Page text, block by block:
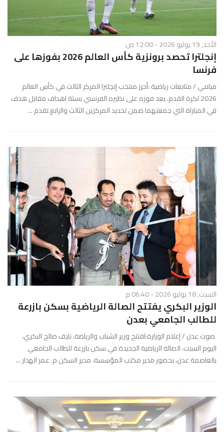
الأحد, 19 يوليو 2026 - 12:00 ص
إنجلترا تحصد برونزية كأس العالم 2026 بفوزها على
فرنسا
ميامي / متابعات رياضية :أحرز منتخب إنجلترا المركز الثالث في كأس العالم
2026 لكرة القدم، بعد فوزه على نظيره الفرنسي بستة اهداف مقابل هدف
في المباراة التي جمعتهما ضمن تحديد المركزين الثالث والرابع.تقدم ...
السبت, 18 يوليو 2026 - 06:40 م
الوزير البكري يفتتح الصالة الرياضية بسكن بازرعة
للطالب الجامعي بعدن
صوت عدن / إعلام الوزارة:افتتح وزير الشباب والرياضة، نايف صالح البكري،
اليوم السبت، الصالة الرياضية الجديدة في سكن بازرعة للطالب الجامعي
بالعاصمة عدن، بحضور مدير مكتب المؤسسة، مدير السكن م. عمر الهدار ...